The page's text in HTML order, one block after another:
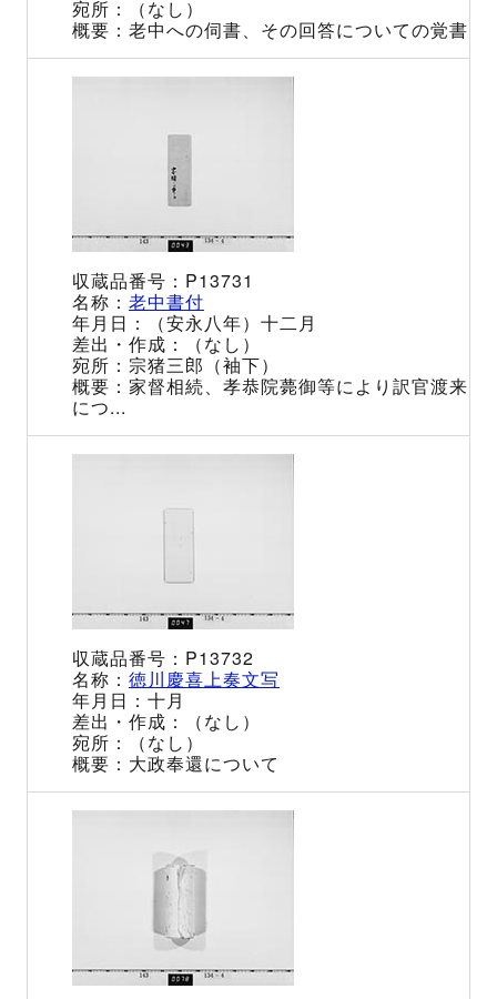
（なし）
老中への伺書、その回答についての覚書
P13731
老中書付
（安永八年）十二月
（なし）
宗猪三郎（袖下）
家督相続、孝恭院薨御等により訳官渡来
につ...
P13732
徳川慶喜上奏文写
十月
（なし）
（なし）
大政奉還について